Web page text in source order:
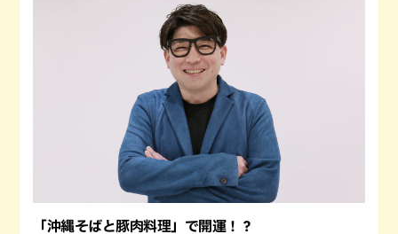
「沖縄そばと豚肉料理」で開運！？